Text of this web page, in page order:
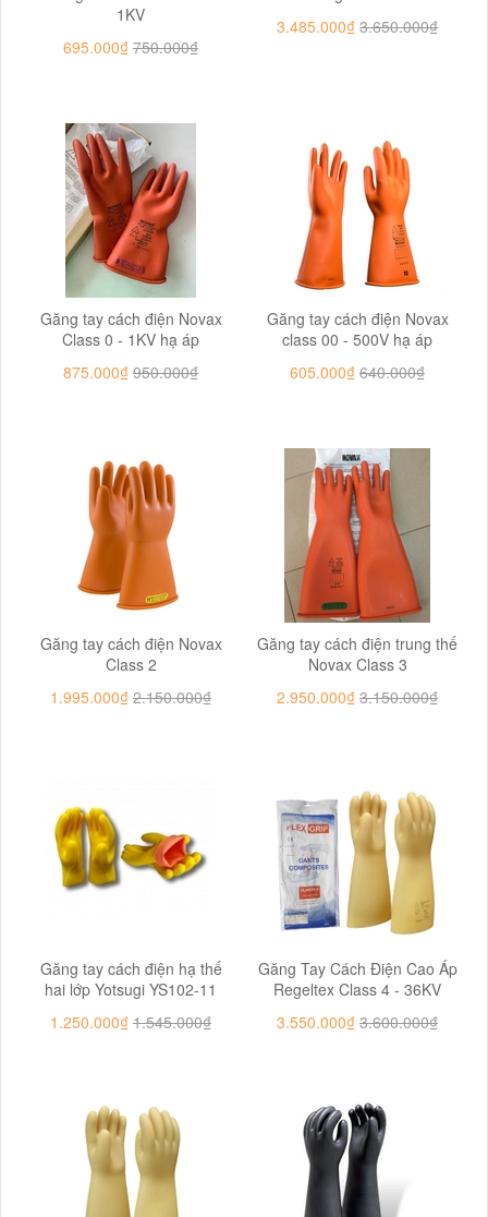
1KV
695.000₫ 750.000₫
3.485.000₫ 3.650.000₫
Găng tay cách điện Novax
Class 0 - 1KV hạ áp
875.000₫ 950.000₫
Găng tay cách điện Novax
class 00 - 500V hạ áp
605.000₫ 640.000₫
Găng tay cách điện Novax
Class 2
1.995.000₫ 2.150.000₫
Găng tay cách điện trung thế
Novax Class 3
2.950.000₫ 3.150.000₫
Găng tay cách điện hạ thế
hai lớp Yotsugi YS102-11
1.250.000₫ 1.545.000₫
Găng Tay Cách Điện Cao Áp
Regeltex Class 4 - 36KV
3.550.000₫ 3.600.000₫